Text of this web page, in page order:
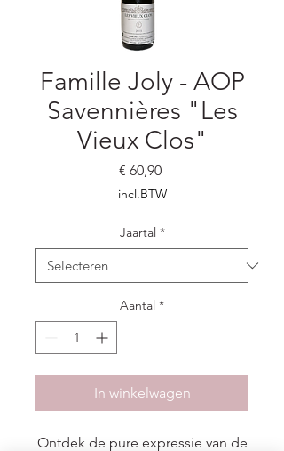
Famille Joly - AOP
Savennières "Les
Vieux Clos"
€ 60,90Prijs
incl.BTW
Jaartal *
Aantal *
In winkelwagen
Ontdek de pure expressie van de